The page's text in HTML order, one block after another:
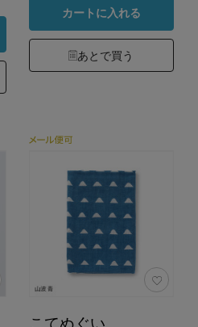
カートに入れる
あとで買う